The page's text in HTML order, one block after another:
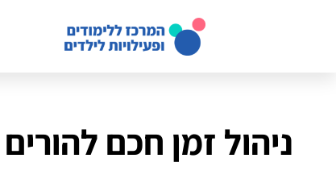
ניהול זמן חכם